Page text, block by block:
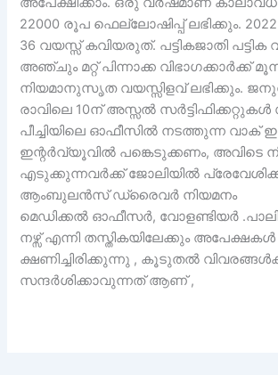
22000 രൂപ ഫെല്ലോഷിപ്പ് ലഭിക്കും.
36 വയസ്സ് കവിയരുത്. പട്ടികജാതി പട്ടിക
അഞ്ചും മറ്റ് പിന്നാക്ക വിഭാഗക്കാർക്ക്
നിയമാനുസൃത വയസ്സിളവ് ലഭിക്കും.
രാവിലെ 10ന് അസ്സൽ
പീച്ചിയിലെ ഓഫീസിൽ നടത്തുന്ന വാക്
ഇന്റർവ്യൂവിൽ പങ്കെടുക്കണം, അവിടെ
എടുക്കുന്നവർക്ക് ജോലിയിൽ
ആംബുലൻസ് ഡ്രൈവർ നിയമനം
മെഡിക്കൽ ഓഫീസർ, വോളണ്ടിയർ
നഴ്സ് എന്നി തസ്തികയിലേക്കും അപേക്ഷകൾ
ക്ഷണിച്ചിരിക്കുന്നു , കൂടുതൽ
സന്ദർശിക്കാവുന്നത് ആണ് ,